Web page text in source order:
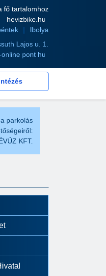
fő tartalomhoz
hevizbike.hu
Ibolya
Lajos u. 1.
pont hu
parkolás
KFT.